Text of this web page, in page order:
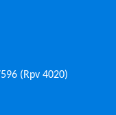
(Rpv 4020)